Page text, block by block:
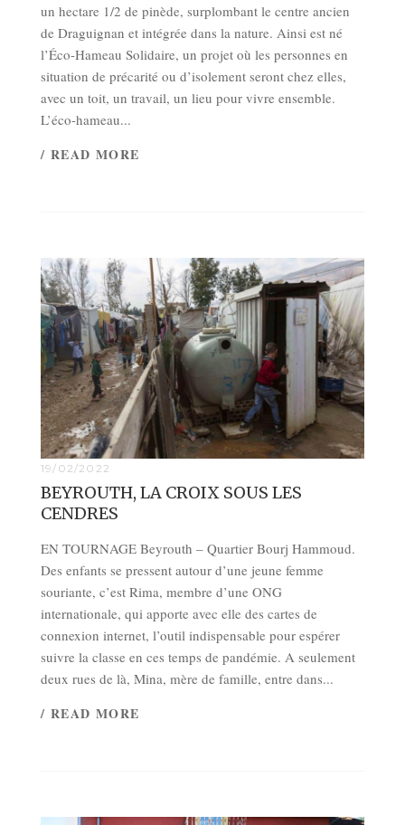
un hectare 1/2 de pinède, surplombant le centre ancien
de Draguignan et intégrée dans la nature. Ainsi est né
l’Éco-Hameau Solidaire, un projet où les personnes en
situation de précarité ou d’isolement seront chez elles,
avec un toit, un travail, un lieu pour vivre ensemble.
L’éco-hameau...
/ READ MORE
19/02/2022
BEYROUTH, LA CROIX SOUS LES
CENDRES
EN TOURNAGE Beyrouth – Quartier Bourj Hammoud.
Des enfants se pressent autour d’une jeune femme
souriante, c’est Rima, membre d’une ONG
internationale, qui apporte avec elle des cartes de
connexion internet, l’outil indispensable pour espérer
suivre la classe en ces temps de pandémie. A seulement
deux rues de là, Mina, mère de famille, entre dans...
/ READ MORE